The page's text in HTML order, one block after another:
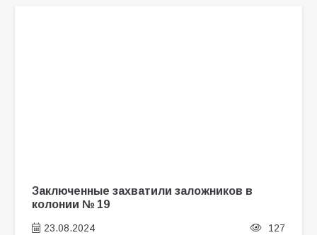
Заключенные захватили заложников в
колонии № 19
23.08.2024 127